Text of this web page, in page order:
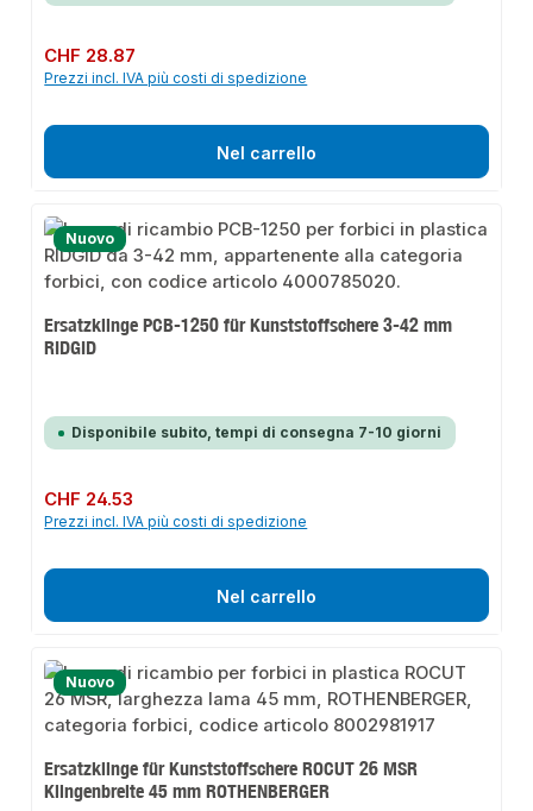
Prezzo normale:
CHF 28.87
Prezzi incl. IVA più costi di spedizione
Nel carrello
Nuovo
Ersatzklinge PCB-1250 für Kunststoffschere 3-42 mm
RIDGID
Disponibile subito, tempi di consegna 7-10 giorni
Prezzo normale:
CHF 24.53
Prezzi incl. IVA più costi di spedizione
Nel carrello
Nuovo
Ersatzklinge für Kunststoffschere ROCUT 26 MSR
Klingenbreite 45 mm ROTHENBERGER